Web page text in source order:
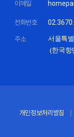
이메일
전화번호
주소 서울특
(한국항
개인정보처리방침